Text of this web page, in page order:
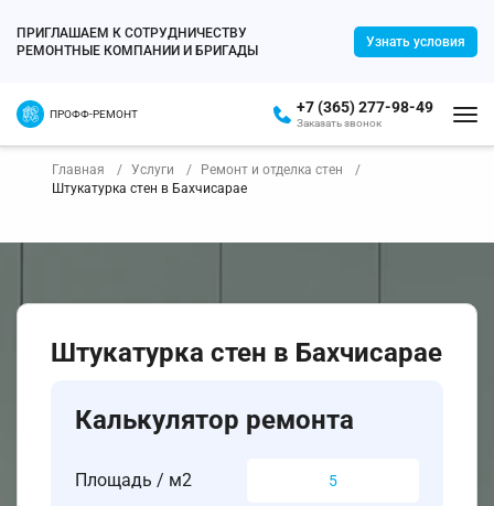
ПРИГЛАШАЕМ К СОТРУДНИЧЕСТВУ
РЕМОНТНЫЕ КОМПАНИИ И БРИГАДЫ
Узнать условия
ПРОФФ-РЕМОНТ +7 (365) 277-98-49
Заказать звонок
Главная Услуги
Ремонт и отделка стен
Штукатурка стен в Бахчисарае
Штукатурка стен в Бахчисарае
Калькулятор ремонта
Площадь / м2